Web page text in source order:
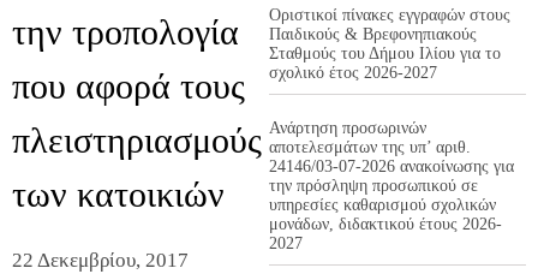
την τροπολογία
που αφορά τους
πλειστηριασμούς
των κατοικιών
22 Δεκεμβρίου, 2017
Οριστικοί πίνακες εγγραφών στους
Παιδικούς & Βρεφονηπιακούς
Σταθμούς του Δήμου Ιλίου για το
σχολικό έτος 2026-2027
Ανάρτηση προσωρινών
αποτελεσμάτων της υπ’ αριθ.
24146/03-07-2026 ανακοίνωσης για
την πρόσληψη προσωπικού σε
υπηρεσίες καθαρισμού σχολικών
μονάδων, διδακτικού έτους 2026-
2027